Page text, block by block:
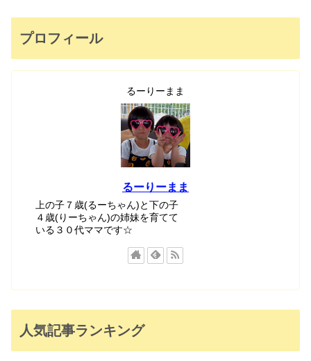
プロフィール
るーりーまま
るーりーまま
上の子７歳(るーちゃん)と下の子
４歳(りーちゃん)の姉妹を育てて
いる３０代ママです☆
人気記事ランキング